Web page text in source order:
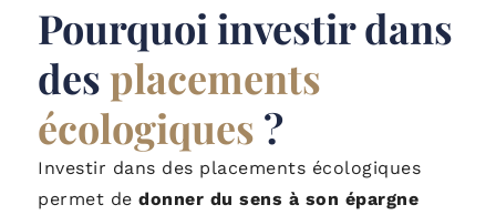
Pourquoi investir dans
desplacements
écologiques ?
Investir dans des placements écologiques
permet de donner du sens à son épargne